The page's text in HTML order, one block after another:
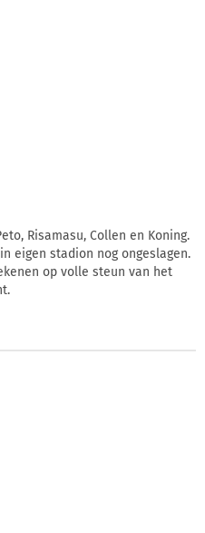
Risamasu, Collen en Koning.
eigen stadion nog ongeslagen.
op volle steun van het